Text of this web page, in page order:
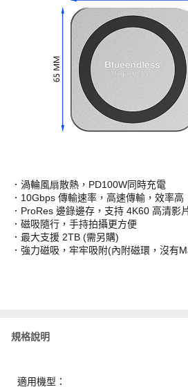
．渦輪風扇散熱，PD100W同時充電
．10Gbps 傳輸速率，高速傳輸，效率高
．ProRes 邊錄邊存，支持 4K60 高清影片
．磁吸隨行，手持拍攝更方便
．最大支援 2TB (需另購)
．強力磁吸，牢牢吸附(內附磁環，沒有
規格說明
適用機型：